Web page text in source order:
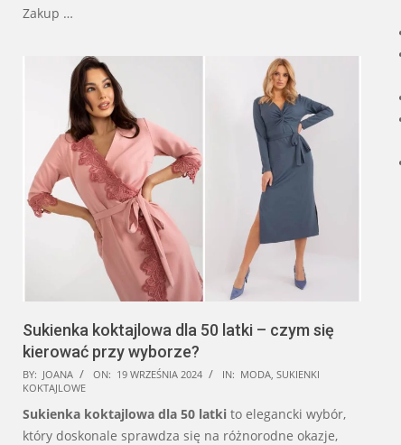
Zakup …
Sukienka koktajlowa dla 50 latki – czym się
kierować przy wyborze?
2024-
09-
19
BY: JOANA ON: 19 WRZEŚNIA 2024 IN: MODA SUKIENKI
KOKTAJLOWE
Sukienka koktajlowa dla 50 latki to elegancki wybór,
który doskonale sprawdza się na różnorodne okazje,